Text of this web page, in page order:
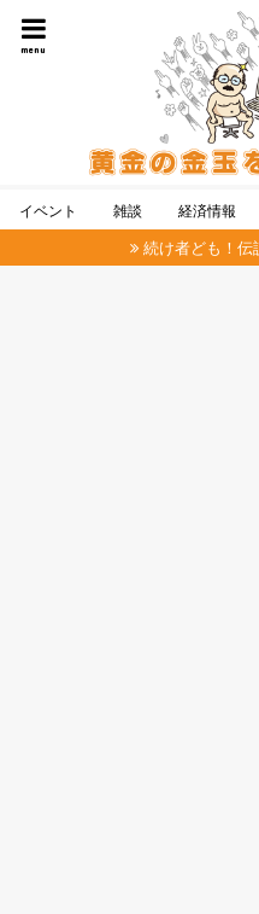
menu
イベント 雑談 経済情報
続け者ども！伝